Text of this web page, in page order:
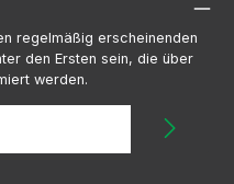
regelmäßig erscheinenden
den Ersten sein, die über
werden.